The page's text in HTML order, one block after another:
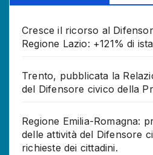
Cresce il ricorso al
Regione Lazio: +121% di
Trento, pubblicata la
del Difensore civico della
Regione Emilia-Romagna:
delle attività del Difensore
richieste dei cittadini.